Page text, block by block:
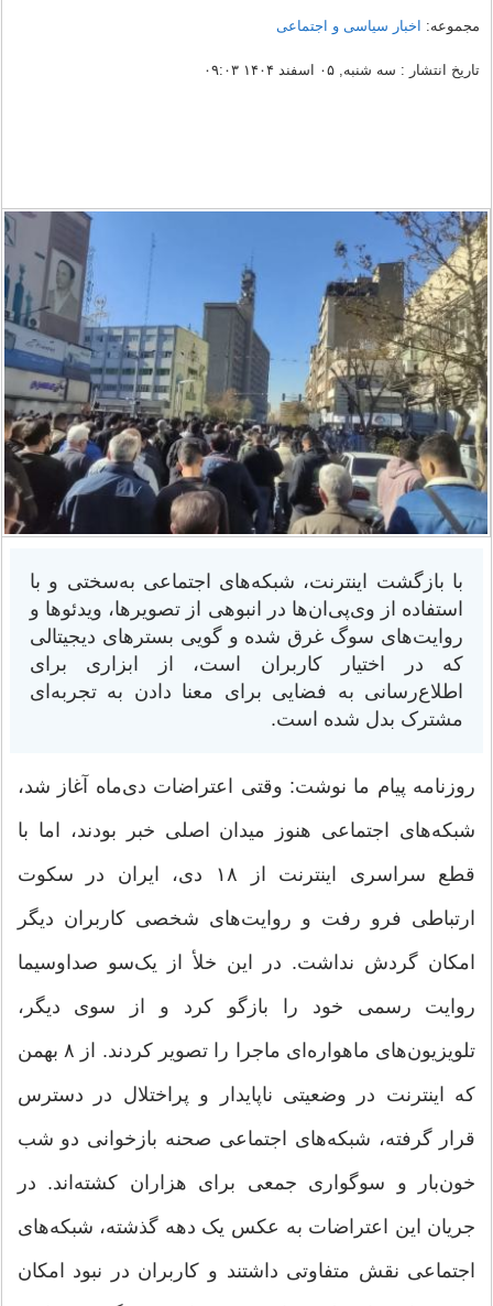
مجموعه: اخبار سیاسی و اجتماعی
تاریخ انتشار : سه شنبه, ۰۵ اسفند ۱۴۰۴ ۰۹:۰۳
با بازگشت اینترنت، شبکه‌های اجتماعی به‌سختی و با
استفاده از وی‌پی‌ان‌ها در انبوهی از تصویرها، ویدئوها و
روایت‌های سوگ غرق شده و گویی بسترهای دیجیتالی
که در اختیار کاربران است، از ابزاری برای
اطلاع‌رسانی به فضایی برای معنا دادن به تجربه‌ای
مشترک بدل شده است.
روزنامه پیام ما نوشت: وقتی اعتراضات دی‌ماه آغاز شد،
شبکه‌های اجتماعی هنوز میدان اصلی خبر بودند، اما با
قطع سراسری اینترنت از ۱۸ دی، ایران در سکوت
ارتباطی فرو رفت و روایت‌های شخصی کاربران دیگر
امکان گردش نداشت. در این خلأ از یک‌سو صداوسیما
روایت رسمی خود را بازگو کرد و از سوی دیگر،
تلویزیون‌های ماهواره‌ای ماجرا را تصویر کردند. از ۸ بهمن
که اینترنت در وضعیتی ناپایدار و پراختلال در دسترس
قرار گرفته، شبکه‌های اجتماعی صحنه بازخوانی دو شب
خون‌بار و سوگواری جمعی برای هزاران کشته‌اند. در
جریان این اعتراضات به عکس یک دهه گذشته، شبکه‌های
اجتماعی نقش متفاوتی داشتند و کاربران در نبود امکان